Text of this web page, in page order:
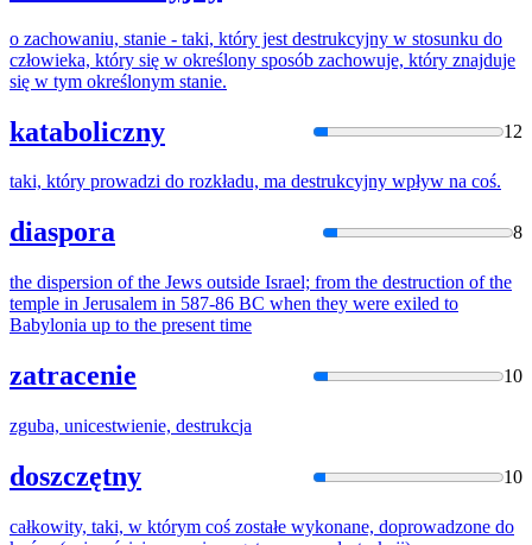
o zachowaniu, stanie - taki, który jest destrukcyjny w stosunku do
człowieka, który się w określony sposób zachowuje, który znajduje
się w tym określonym stanie.
kataboliczny 12
taki, który prowadzi do rozkładu, ma destrukcyjny wpływ na coś.
diaspora 8
the dispersion of the Jews outside Israel; from the destruction of the
temple in Jerusalem in 587-86 BC when they were exiled to
Babylonia up to the present time
zatracenie 10
zguba, unicestwienie, destrukcja
doszczętny 10
całkowity, taki, w którym coś zostałe wykonane, doprowadzone do